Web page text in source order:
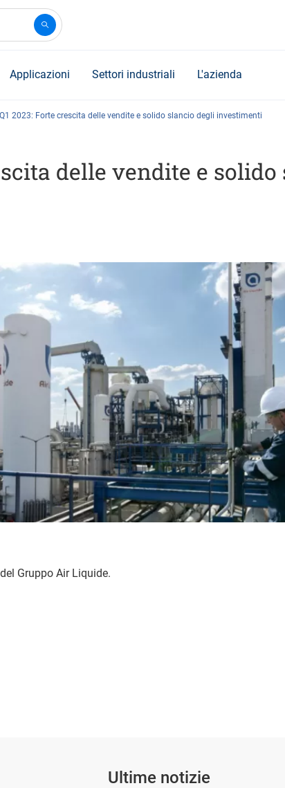
Applicazioni Settori industriali L'azienda
Q1 2023: Forte crescita delle vendite e solido slancio degli investimenti
delle vendite e
Gruppo Air Liquide.
Ultime notizie